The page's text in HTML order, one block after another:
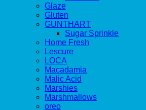
Glaze
Gluten
GUNTHART
Sugar Sprinkle
Home Fresh
Lescure
LOCA
Macadamia
Malic Acid
Marshies
Marshmallows
oreo